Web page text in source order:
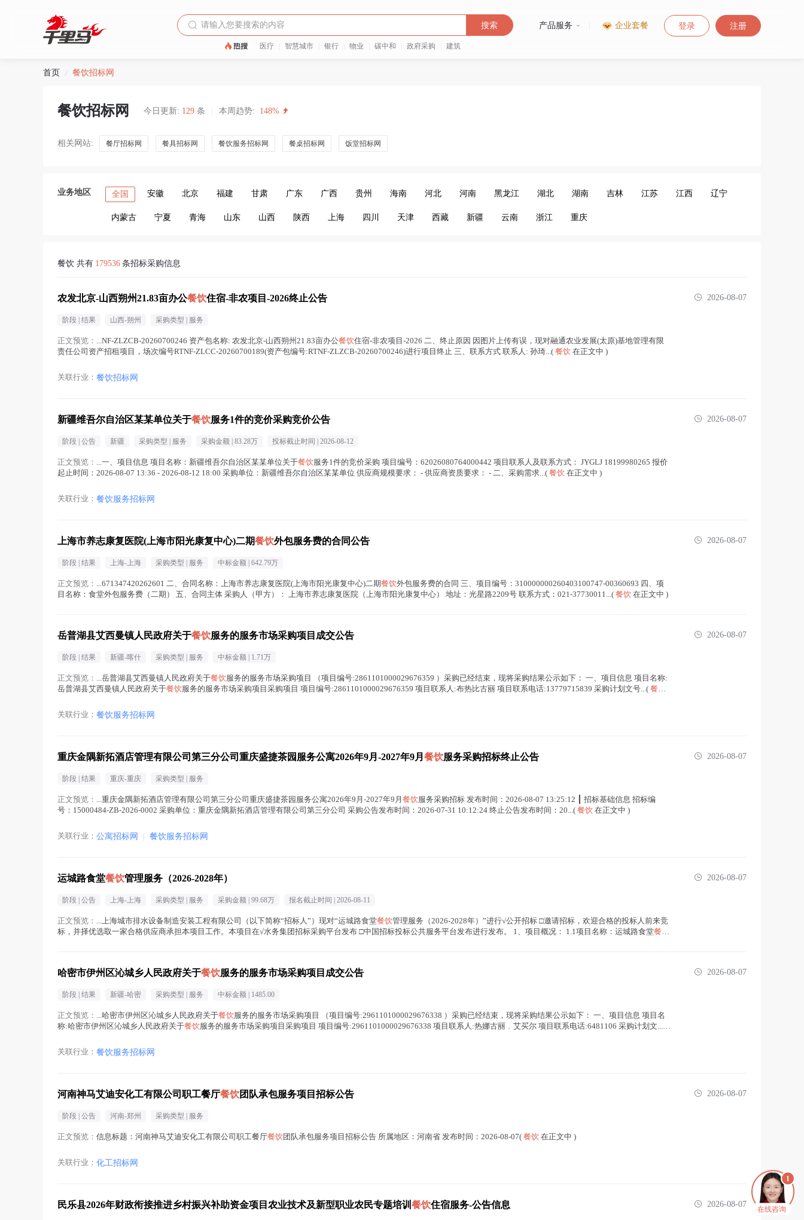
搜索
医疗 智慧城市 银行 物业 碳中和 政府采购 建筑
产品服务 企业套餐 登录 注册
在线咨询
首页 / 餐饮招标网
餐饮招标网 今日更新: 129 条 本周趋势: 148%
相关网站: 餐厅招标网 餐具招标网 餐饮服务招标网 餐桌招标网 饭堂招标网
业务地区 全国 安徽 北京 福建 甘肃 广东 广西 贵州 海南 河北 河南 黑龙江 湖北 湖南 吉林 江苏 江西 辽宁
内蒙古 宁夏 青海 山东 山西 陕西 上海 四川 天津 西藏 新疆 云南 浙江 重庆
餐饮 共有 179536 条招标采购信息
农发北京-山西朔州21.83亩办公餐饮住宿-非农项目-2026终止公告
阶段 | 结果 山西-朔州 采购类型 | 服务
正文预览： ...NF-ZLZCB-20260700246 资产包名称: 农发北京-山西朔州21.83亩办公餐饮住宿-非农项目-2026 二、终止原因 因图片上传有误，现对融通农业发展(太原)基地管理有限
责任公司资产招租项目，场次编号RTNF-ZLCC-20260700189(资产包编号:RTNF-ZLZCB-20260700246)进行项目终止 三、联系方式 联系人: 孙琦...( 餐饮 在正文中 )
关联行业： 餐饮招标网
2026-08-07
新疆维吾尔自治区某某单位关于餐饮服务1件的竞价采购竞价公告
阶段 | 公告 新疆 采购类型 | 服务 采购金额 | 83.28万 投标截止时间 | 2026-08-12
正文预览： ...一、项目信息 项目名称：新疆维吾尔自治区某某单位关于餐饮服务1件的竞价采购 项目编号：62026080764000442 项目联系人及联系方式： JYGLJ 18199980265 报价
起止时间：2026-08-07 13:36 - 2026-08-12 18:00 采购单位：新疆维吾尔自治区某某单位 供应商规模要求： - 供应商资质要求： - 二、采购需求...( 餐饮 在正文中 )
关联行业： 餐饮服务招标网
2026-08-07
上海市养志康复医院(上海市阳光康复中心)二期餐饮外包服务费的合同公告
阶段 | 结果 上海-上海 采购类型 | 服务 中标金额 | 642.79万
正文预览： ...671347420262601 二、合同名称：上海市养志康复医院(上海市阳光康复中心)二期餐饮外包服务费的合同 三、项目编号：310000000260403100747-00360693 四、项
目名称：食堂外包服务费（二期） 五、合同主体 采购人（甲方）： 上海市养志康复医院（上海市阳光康复中心） 地址：光星路2209号 联系方式：021-37730011...( 餐饮 在正文中 )
2026-08-07
岳普湖县艾西曼镇人民政府关于餐饮服务的服务市场采购项目成交公告
阶段 | 结果 新疆-喀什 采购类型 | 服务 中标金额 | 1.71万
正文预览： ...岳普湖县艾西曼镇人民政府关于餐饮服务的服务市场采购项目 （项目编号:2861101000029676359 ）采购已经结束，现将采购结果公示如下： 一、项目信息 项目名称:
岳普湖县艾西曼镇人民政府关于餐饮服务的服务市场采购项目采购项目 项目编号:2861101000029676359 项目联系人:布热比古丽 项目联系电话:13779715839 采购计划文号...( 餐饮
关联行业： 餐饮服务招标网
2026-08-07
重庆金隅新拓酒店管理有限公司第三分公司重庆盛捷茶园服务公寓2026年9月-2027年9月 餐饮服务采购招标终止公告
阶段 | 结果 重庆-重庆 采购类型 | 服务
正文预览： ...重庆金隅新拓酒店管理有限公司第三分公司重庆盛捷茶园服务公寓2026年9月-2027年9月 餐饮服务采购招标 发布时间：2026-08-07 13:25:12 ┃ 招标基础信息 招标编
号：15000484-ZB-2026-0002 采购单位：重庆金隅新拓酒店管理有限公司第三分公司 采购公告发布时间：2026-07-31 10:12:24 终止公告发布时间：20...( 餐饮 在正文中 )
关联行业： 公寓招标网 | 餐饮服务招标网
2026-08-07
运城路食堂餐饮管理服务（2026-2028年）
阶段 | 公告 上海-上海 采购类型 | 服务 采购金额 | 99.68万 报名截止时间 | 2026-08-11
正文预览： ...上海城市排水设备制造安装工程有限公司（以下简称“招标人”）现对“运城路食堂餐饮管理服务（2026-2028年）”进行√公开招标 □邀请招标，欢迎合格的投标人前来竞
标，并择优选取一家合格供应商承担本项目工作。本项目在√水务集团招标采购平台发布 □中国招标投标公共服务平台发布进行发布。 1、项目概况： 1.1项目名称：运城路食堂餐饮
2026-08-07
哈密市伊州区沁城乡人民政府关于餐饮服务的服务市场采购项目成交公告
阶段 | 结果 新疆-哈密 采购类型 | 服务 中标金额 | 1485.00
正文预览： ...哈密市伊州区沁城乡人民政府关于餐饮服务的服务市场采购项目 （项目编号:2961101000029676338 ）采购已经结束，现将采购结果公示如下： 一、项目信息 项目名
称:哈密市伊州区沁城乡人民政府关于餐饮服务的服务市场采购项目采购项目 项目编号:2961101000029676338 项目联系人:热娜古丽﹒艾买尔 项目联系电话:6481106 采购计划文...(
关联行业： 餐饮服务招标网
2026-08-07
河南神马艾迪安化工有限公司职工餐厅餐饮团队承包服务项目招标公告
阶段 | 公告 河南-郑州 采购类型 | 服务
正文预览： 信息标题：河南神马艾迪安化工有限公司职工餐厅餐饮团队承包服务项目招标公告 所属地区：河南省 发布时间：2026-08-07( 餐饮 在正文中 )
关联行业： 化工招标网
2026-08-07
民乐县2026年财政衔接推进乡村振兴补助资金项目农业技术及新型职业农民专题培训 餐饮住宿服务-公告信息 2026-08-07